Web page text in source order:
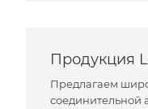
Продукция
Предлагаем
соединительной